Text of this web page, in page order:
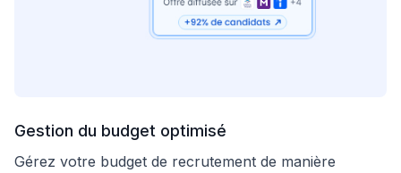
Gestion du budget optimisé
Gérez votre budget de recrutement de manière